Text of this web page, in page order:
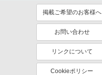
掲載ご希望のお客様へ
お問い合わせ
リンクについて
Cookieポリシー